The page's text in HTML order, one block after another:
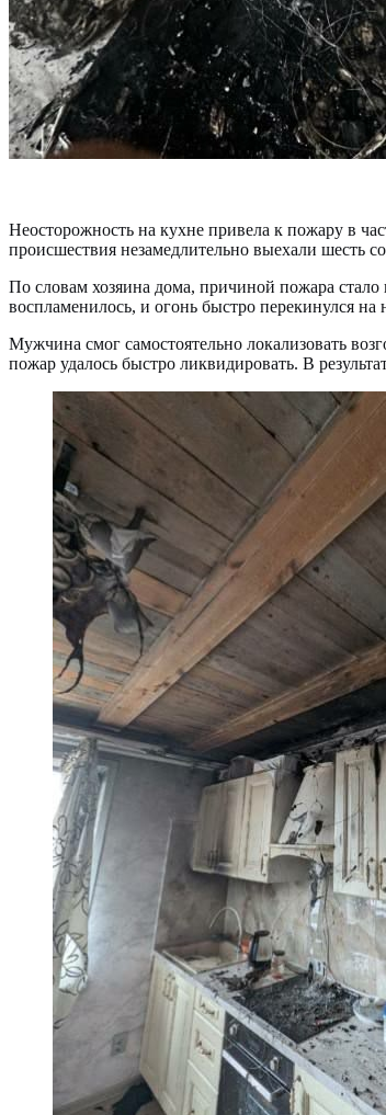
Неосторожность на кухне привела к пожару в
происшествия незамедлительно выехали шесть
По словам хозяина дома, причиной пожара
воспламенилось, и огонь быстро перекинулся на
Мужчина смог самостоятельно локализовать
пожар удалось быстро ликвидировать. В